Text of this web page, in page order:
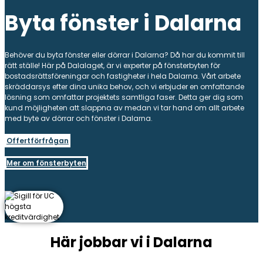
Byta fönster i Dalarna
Behöver du byta fönster eller dörrar i Dalarna? Då har du kommit till
rätt ställe! Här på Dalalaget, är vi experter på fönsterbyten för
bostadsrättsföreningar och fastigheter i hela Dalarna. Vårt arbete
skräddarsys efter dina unika behov, och vi erbjuder en omfattande
lösning som omfattar projektets samtliga faser. Detta ger dig som
kund möjligheten att slappna av medan vi tar hand om allt arbete
med byte av dörrar och fönster i Dalarna.
Offertförfrågan
Mer om fönsterbyten
Här jobbar vi i Dalarna